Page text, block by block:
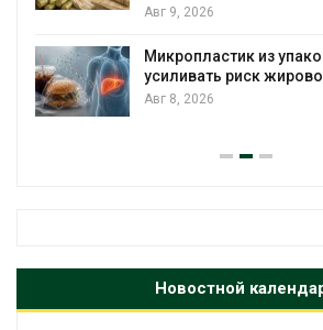
Авг 9, 2026
Микропластик из
усиливать риск
Авг 8, 2026
Новостной